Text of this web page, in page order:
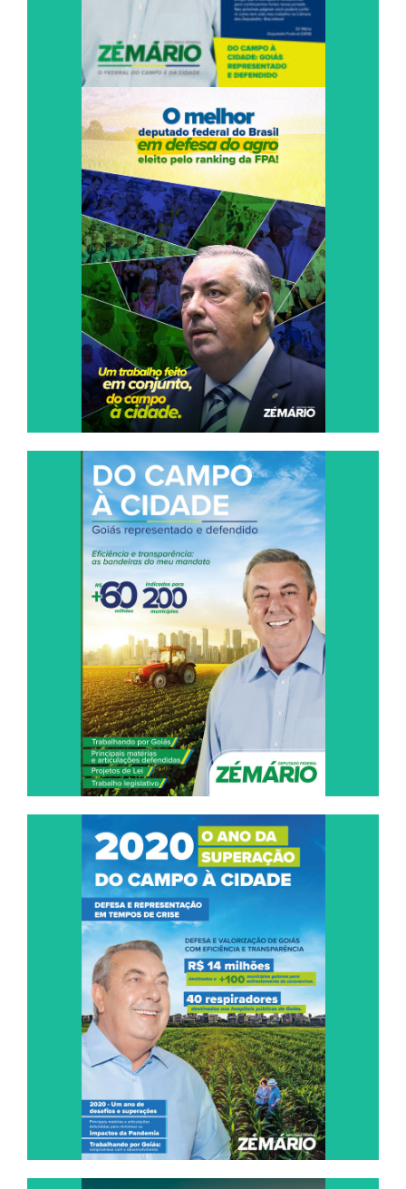
O MELHOR DEPUTADO FEDERAL DO
BRASIL
EM DEFESA DO AGRO, ELEITO PELO
RANKING DA FPA!
Leia Agora
DO CAMPO À CIDADE
GOIÁS REPRESENTADO E DEFENDIDO
Leia Agora
2020, O ANO DA SUPERAÇÃO DO CAMPO À
CIDADE
DEFESA E REPRESENTAÇÃO EM TEMPOS
DE CRISE
Leia Agora